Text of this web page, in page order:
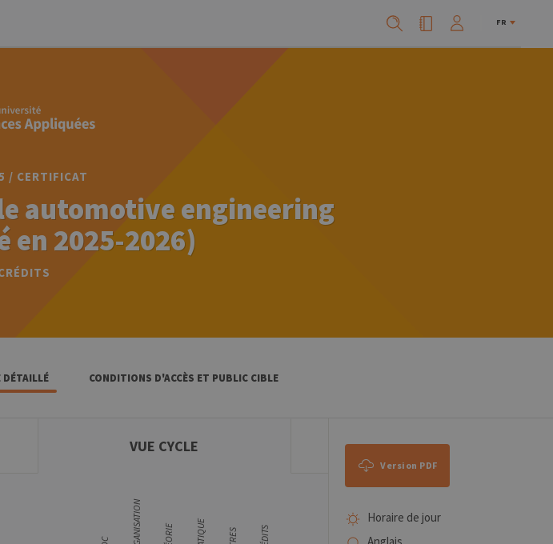
FR
/ CERTIFICAT
automotive engineering
en 2025-2026)
DÉTAILLÉ CONDITIONS D'ACCÈS ET PUBLIC CIBLE
Version PDF
Horaire de jour
VUE CYCLE
ORGANISATION